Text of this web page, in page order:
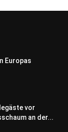
Europas
vor
an der...